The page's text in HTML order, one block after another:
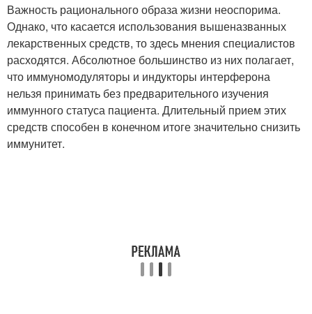
Важность рационального образа жизни неоспорима.
Однако, что касается использования вышеназванных
лекарственных средств, то здесь мнения специалистов
расходятся. Абсолютное большинство из них полагает,
что иммуномодуляторы и индукторы интерферона
нельзя принимать без предварительного изучения
иммунного статуса пациента. Длительный прием этих
средств способен в конечном итоге значительно снизить
иммунитет.